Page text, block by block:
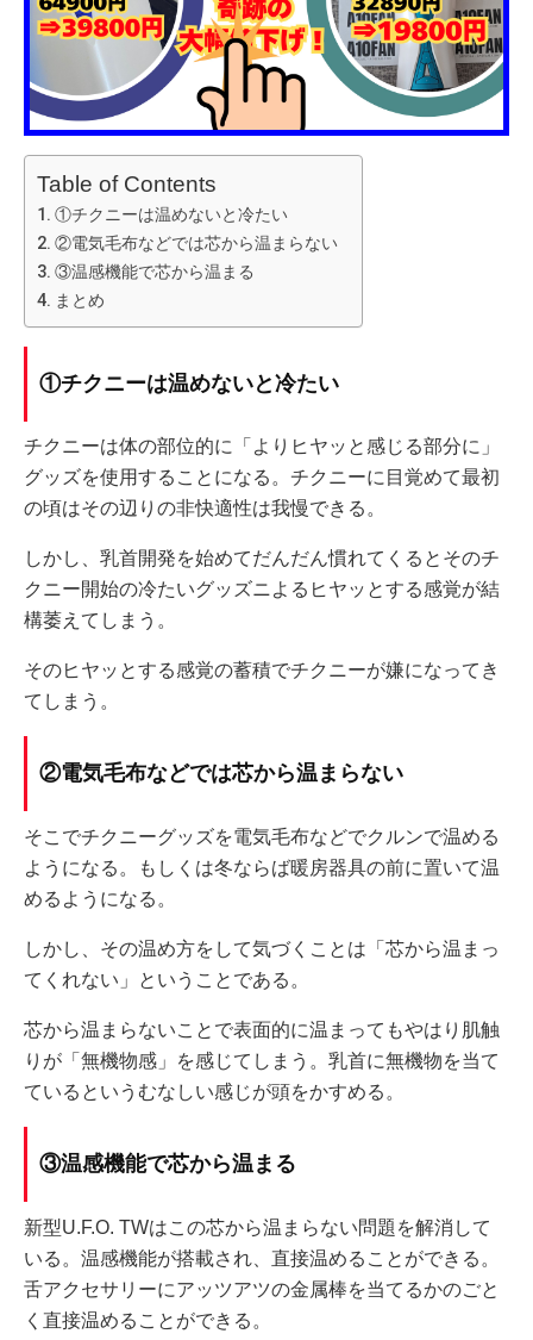
Table of Contents
①チクニーは温めないと冷たい
②電気毛布などでは芯から温まらない
③温感機能で芯から温まる
まとめ
①チクニーは温めないと冷たい
チクニーは体の部位的に「よりヒヤッと感じる部分に」
グッズを使用することになる。チクニーに目覚めて最初
の頃はその辺りの非快適性は我慢できる。
しかし、乳首開発を始めてだんだん慣れてくるとそのチ
クニー開始の冷たいグッズニよるヒヤッとする感覚が結
構萎えてしまう。
そのヒヤッとする感覚の蓄積でチクニーが嫌になってき
てしまう。
②電気毛布などでは芯から温まらない
そこでチクニーグッズを電気毛布などでクルンで温める
ようになる。もしくは冬ならば暖房器具の前に置いて温
めるようになる。
しかし、その温め方をして気づくことは「芯から温まっ
てくれない」ということである。
芯から温まらないことで表面的に温まってもやはり肌触
りが「無機物感」を感じてしまう。乳首に無機物を当て
ているというむなしい感じが頭をかすめる。
③温感機能で芯から温まる
新型U.F.O. TWはこの芯から温まらない問題を解消して
いる。温感機能が搭載され、直接温めることができる。
舌アクセサリーにアッツアツの金属棒を当てるかのごと
く直接温めることができる。